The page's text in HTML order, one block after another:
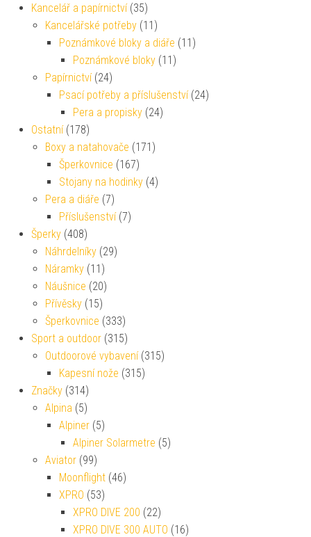
Kancelář a papírnictví (35)
Kancelářské potřeby (11)
Poznámkové bloky a diáře (11)
Poznámkové bloky (11)
Papírnictví (24)
Psací potřeby a příslušenství (24)
Pera a propisky (24)
Ostatní (178)
Boxy a natahovače (171)
Šperkovnice (167)
Stojany na hodinky (4)
Pera a diáře (7)
Příslušenství (7)
Šperky (408)
Náhrdelníky (29)
Náramky (11)
Náušnice (20)
Přívěsky (15)
Šperkovnice (333)
Sport a outdoor (315)
Outdoorové vybavení (315)
Kapesní nože (315)
Značky (314)
Alpina (5)
Alpiner (5)
Alpiner Solarmetre (5)
Aviator (99)
Moonflight (46)
XPRO (53)
XPRO DIVE 200 (22)
XPRO DIVE 300 AUTO (16)